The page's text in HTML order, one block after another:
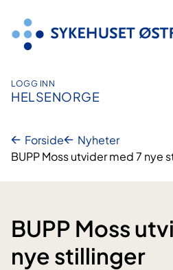
innhold
LOGG INN
HELSENORGE
Forside
Nyheter
BUPP Moss utvider med 7 nye
BUPP Moss
nye stillinger